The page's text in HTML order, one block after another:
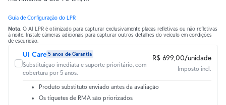
Guia de Configuração do LPR
Nota . O AI LPR é otimizado para capturar exclusivamente placas refletivas ou não refletivas
à noite. Instale câmeras adicionais para capturar outros detalhes do veículo em condições
de escuridão.
UI Care 5 anos de Garantia
Substituição imediata e suporte prioritário, com
cobertura por 5 anos.
R$ 699,00/unidade
Imposto incl.
Produto substituto enviado antes da avaliação
Os tíquetes de RMA são priorizados